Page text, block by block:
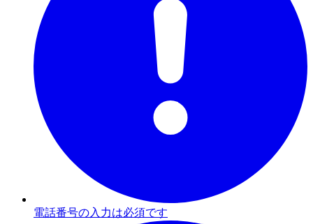
電話番号の入力は必須です